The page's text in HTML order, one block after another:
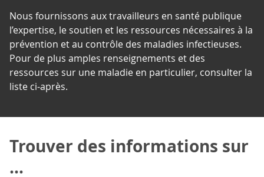
Nous fournissons aux travailleurs en santé publique
l’expertise, le soutien et les ressources nécessaires à la
prévention et au contrôle des maladies infectieuses.
Pour de plus amples renseignements et des
ressources sur une maladie en particulier, consulter la
liste ci-après.
Trouver des informations sur
...